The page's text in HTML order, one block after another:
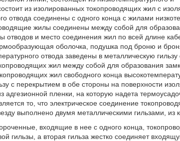
из изолированных токопроводящих жил с
отвода соединены с одного конца с жилами
жилы соединены между собой для
отводов и место соединения жил по всей длине
оболочка, подушка под броню и
отвода заведены в металлическую гильзу
жил между собой для образования
жил свободного конца
с перекрытием в обе стороны на поверхности
адгезионной пленки, на которую надета
то, что электрическое соединение
выполнено двумя металлическими гильзами, из
входящие в нее с одного конца,
гильзы, а вторая гильза жестко соединяет